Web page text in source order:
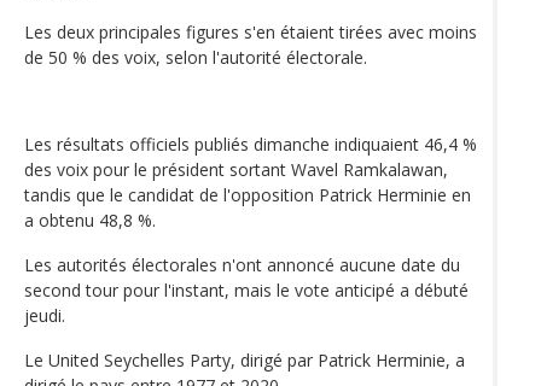
Les deux principales figures s'en étaient tirées avec moins
de 50 % des voix, selon l'autorité électorale.
Les résultats officiels publiés dimanche indiquaient 46,4 %
des voix pour le président sortant Wavel Ramkalawan,
tandis que le candidat de l'opposition Patrick Herminie en
a obtenu 48,8 %.
Les autorités électorales n'ont annoncé aucune date du
second tour pour l'instant, mais le vote anticipé a débuté
jeudi.
Le United Seychelles Party, dirigé par Patrick Herminie, a